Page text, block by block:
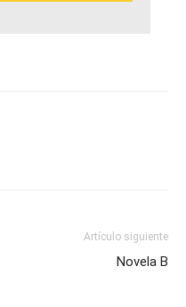
Artículo siguiente
Novela B